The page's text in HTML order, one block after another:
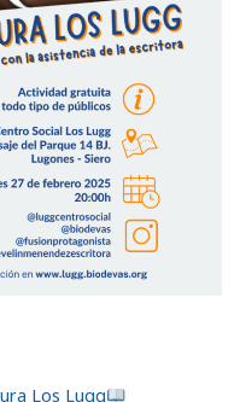
Los Lugg